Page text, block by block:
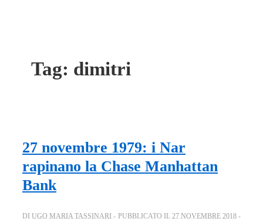
Tag: dimitri
27 novembre 1979: i Nar
rapinano la Chase Manhattan
Bank
DI UGO MARIA TASSINARI PUBBLICATO IL 27 NOVEMBRE 2018